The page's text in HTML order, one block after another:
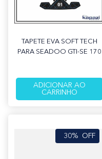
TAPETE EVA SOFT TECH
PARA SEADOO GTI-SE 170
ADICIONAR AO
CARRINHO
30% OFF